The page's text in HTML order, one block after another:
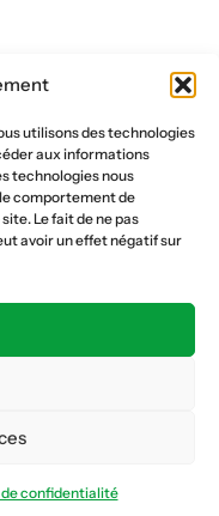
utilisons des technologies
aux informations
technologies nous
comportement de
Le fait de ne pas
avoir un effet négatif sur
confidentialité
Website :